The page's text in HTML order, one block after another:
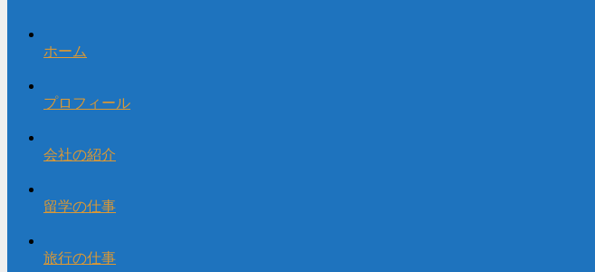
ホーム
プロフィール
会社の紹介
留学の仕事
旅行の仕事